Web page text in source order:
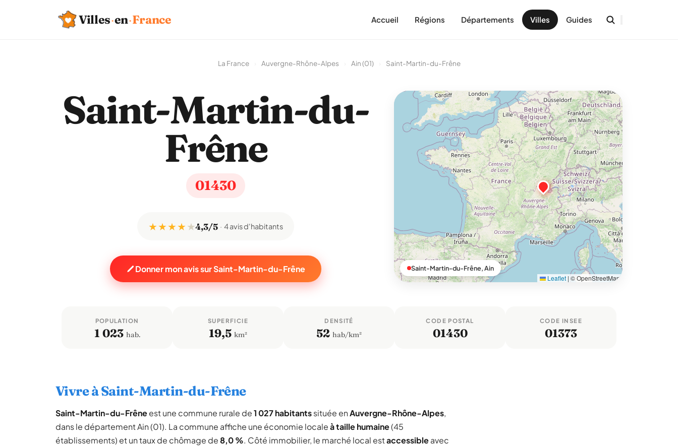
Villes·en·France Accueil Régions Départements Villes Guides
La France Auvergne-Rhône-Alpes Ain (01) Saint-Martin-du-Frêne
Saint-Martin-du-
Frêne
01430
★ ★ ★ ★★4,3/5 4 avis d'habitants
Donner mon avis sur Saint-Martin-du-Frêne
Leaflet | © OpenStreetMap
Saint-Martin-du-Frêne, Ain
POPULATION
1 023 hab.
SUPERFICIE
19,5 km²
DENSITÉ
52 hab/km²
CODE POSTAL
01430
CODE INSEE
01373
Vivre à Saint-Martin-du-Frêne
Saint-Martin-du-Frêneest une commune rurale de1 027 habitantssituée enAuvergne-Rhône-Alpes,
dans le département Ain (01). La commune affiche une économie localeà taille humaine(45
établissements) et un taux de chômage de8,0 %. Côté immobilier, le marché local estaccessibleavec